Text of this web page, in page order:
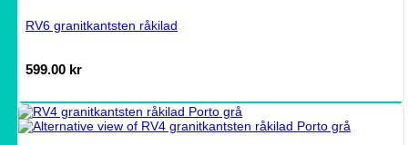
RV6 granitkantsten råkilad
599.00 kr